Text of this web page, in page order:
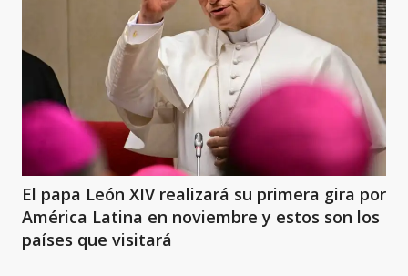
El papa León XIV realizará su primera gira por
América Latina en noviembre y estos son los
países que visitará